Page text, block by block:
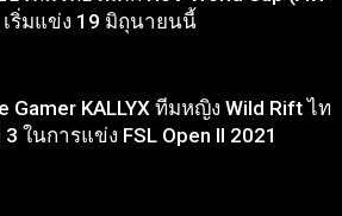
เริ่มแข่ง 19 มิถุนายนนี้
Gamer KALLYX ทีมหญิง Wild Rift ไทย
ในการแข่ง FSL Open II 2021